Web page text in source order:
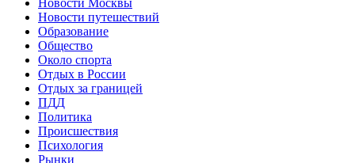
Новости путешествий
Образование
Общество
Около спорта
Отдых в России
Отдых за границей
ПДД
Политика
Происшествия
Психология
Рынки